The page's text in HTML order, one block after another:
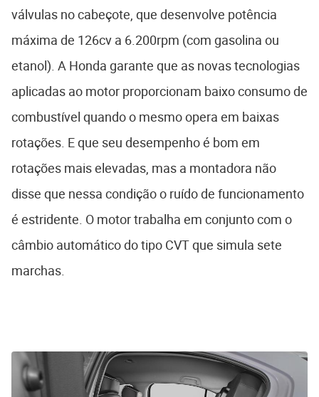
válvulas no cabeçote, que desenvolve potência
máxima de 126cv a 6.200rpm (com gasolina ou
etanol). A Honda garante que as novas tecnologias
aplicadas ao motor proporcionam baixo consumo de
combustível quando o mesmo opera em baixas
rotações. E que seu desempenho é bom em
rotações mais elevadas, mas a montadora não
disse que nessa condição o ruído de funcionamento
é estridente. O motor trabalha em conjunto com o
câmbio automático do tipo CVT que simula sete
marchas.